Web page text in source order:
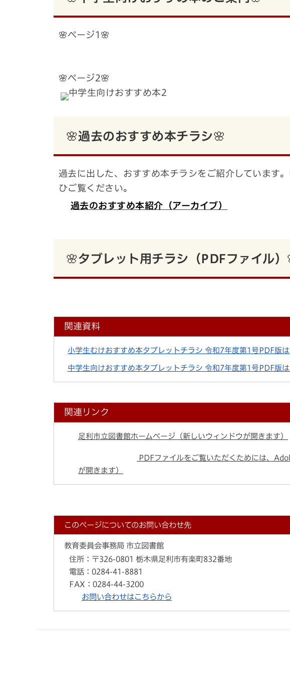
🌸ページ1🌸
🌸ページ2🌸
🌸過去のおすすめ本チラシ🌸
過去に出した、おすすめ本チラシをご紹介しています
ひご覧ください。
過去のおすすめ本紹介（アーカイブ）
🌸タブレット用チラシ（PDFファイル）
関連資料
小学生むけおすすめ本タブレットチラシ 令和7年度第1号PDF版は
中学生向けおすすめ本タブレットチラシ 令和7年度第1号PDF版は
関連リンク
足利市立図書館ホームページ（新しいウィンドウが開きます）
PDFファイルをご覧いただくためには、
が開きます）
このページについてのお問い合わせ先
教育委員会事務局 市立図書館
住所： 〒326-0801 栃木県足利市有楽町832番地
電話： 0284-41-8881
FAX： 0284-44-3200
お問い合わせはこちらから